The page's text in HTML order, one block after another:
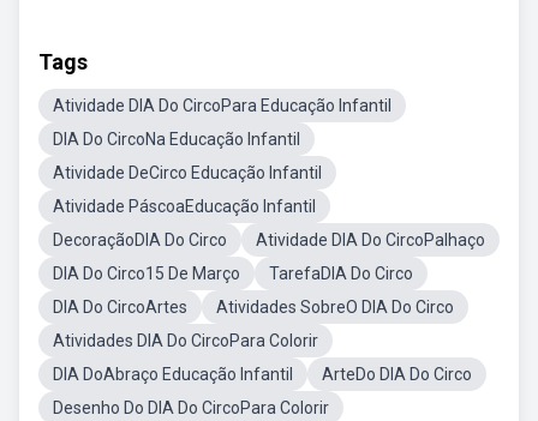
Tags
Atividade DIA Do CircoPara Educação Infantil
DIA Do CircoNa Educação Infantil
Atividade DeCirco Educação Infantil
Atividade PáscoaEducação Infantil
DecoraçãoDIA Do Circo
Atividade DIA Do CircoPalhaço
DIA Do Circo15 De Março
TarefaDIA Do Circo
DIA Do CircoArtes
Atividades SobreO DIA Do Circo
Atividades DIA Do CircoPara Colorir
DIA DoAbraço Educação Infantil
ArteDo DIA Do Circo
Desenho Do DIA Do CircoPara Colorir